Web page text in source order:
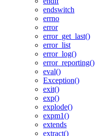
endswitch
errno
error
error_get_last()
error_list
error_log()
error_reporting()
eval()
Exception()
exit()
exp()
explode()
expm1()
extends
extract()